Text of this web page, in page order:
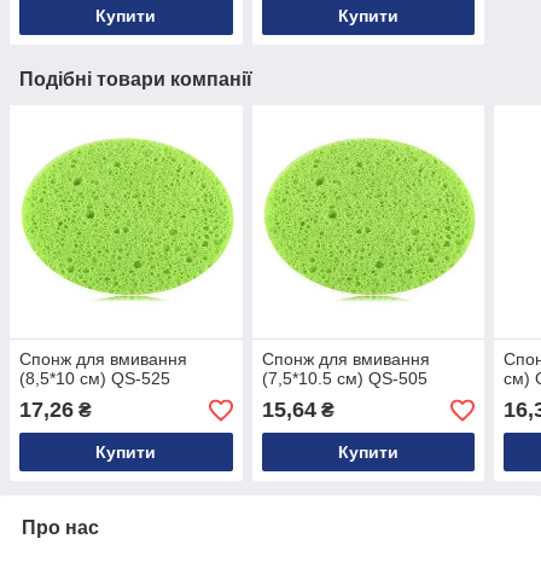
Купити Купити
Подібні товари компанії
Спонж для вмивання
(8,5*10 см) QS-525
17,26 ₴
Купити
Спонж для вмивання
(7,5*10.5 см) QS-505
15,64₴
Купити
см)
Про нас